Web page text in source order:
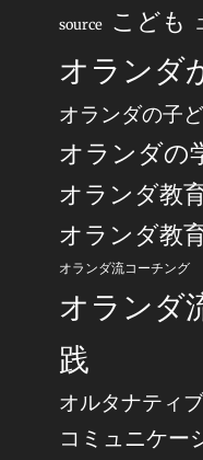
source こども
オランダ
オランダの子
オランダの
オランダ教
オランダ教
オランダ流コーチング
オランダ
践
オルタナティ
コミュニケー